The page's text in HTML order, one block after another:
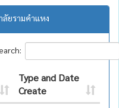
ยรามคำแหง
Type and Date
Create